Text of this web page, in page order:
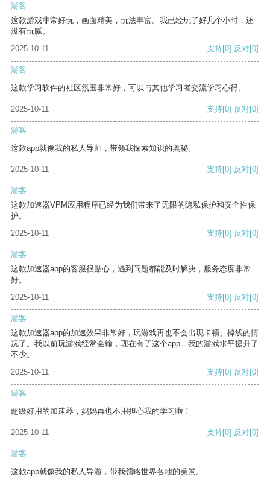
游客
这款游戏非常好玩，画面精美，玩法丰富。我已经玩了好几个小时，还
没有玩腻。
2025-10-11
支持[0] 反对[0]
游客
这款学习软件的社区氛围非常好，可以与其他学习者交流学习心得。
2025-10-11 支持[0] 反对[0]
游客
这款app就像我的私人导师，带领我探索知识的奥秘。
2025-10-11 支持[0] 反对[0]
游客
这款加速器VPM应用程序已经为我们带来了无限的隐私保护和安全性保
护。
2025-10-11
支持[0] 反对[0]
游客
这款加速器app的客服很贴心，遇到问题都能及时解决，服务态度非常
好。
2025-10-11
支持[0] 反对[0]
游客
这款加速器app的加速效果非常好，玩游戏再也不会出现卡顿、掉线的情
况了。我以前玩游戏经常会输，现在有了这个app，我的游戏水平提升了
不少。
2025-10-11
支持[0] 反对[0]
游客
超级好用的加速器，妈妈再也不用担心我的学习啦！
2025-10-11 支持[0] 反对[0]
游客
这款app就像我的私人导游，带我领略世界各地的美景。